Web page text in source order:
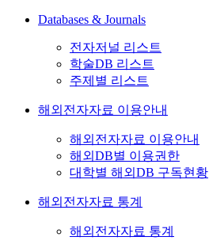
Databases & Journals
전자저널 리스트
학술DB 리스트
주제별 리스트
해외전자자료 이용안내
해외전자자료 이용안내
해외DB별 이용권한
대학별 해외DB 구독현황
해외전자자료 통계
해외전자자료 통계